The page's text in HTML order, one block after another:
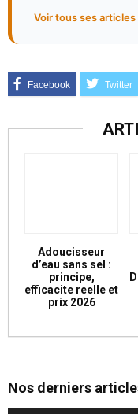
Voir tous ses
Adoucisseur
d’eau sans sel :
principe,
efficacite reelle et
prix 2026
Nos derniers